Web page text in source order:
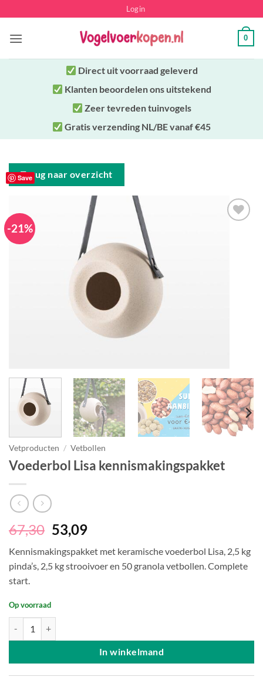
naar
inhoud
Login
0
Direct uitvoorraad geleverd
Klanten beoordelen ons uitstekend
Zeer tevreden tuinvogels
Gratis verzending NL/BE vanaf €45
Terug naar overzicht
Save
-21%
Vetproducten / Vetbollen
Voederbol Lisa kennismakingspakket
67,30 53,09
Kennismakingspakket met keramische voederbol Lisa, 2,5 kg
pinda’s, 2,5 kg strooivoer en 50 granola vetbollen. Complete
start.
Op voorraad
In winkelmand